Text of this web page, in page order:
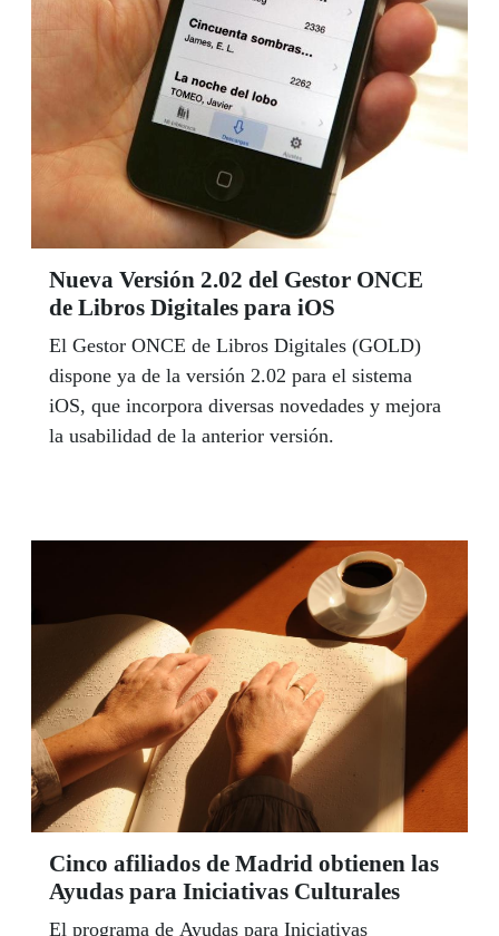
Nueva Versión 2.02 del Gestor ONCE
de Libros Digitales para iOS
El Gestor ONCE de Libros Digitales (GOLD)
dispone ya de la versión 2.02 para el sistema
iOS, que incorpora diversas novedades y mejora
la usabilidad de la anterior versión.
Cinco afiliados de Madrid obtienen las
Ayudas para Iniciativas Culturales
El programa de Ayudas para Iniciativas